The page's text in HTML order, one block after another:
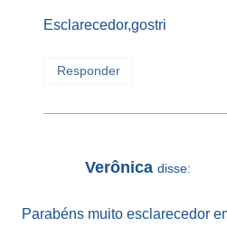
Esclarecedor,gostri
Responder
Verônica disse:
Parabéns muito esclarecedor